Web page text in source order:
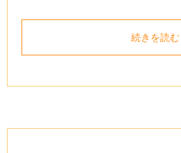
続きを読む